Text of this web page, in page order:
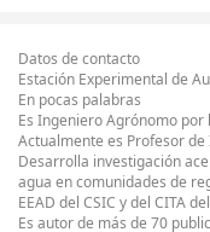
Datos de contacto
Estación Experimental de
En pocas palabras
Es Ingeniero Agrónomo por
Actualmente es Profesor de
Desarrolla investigación
agua en comunidades de
EEAD del CSIC y del CITA
Es autor de más de 70